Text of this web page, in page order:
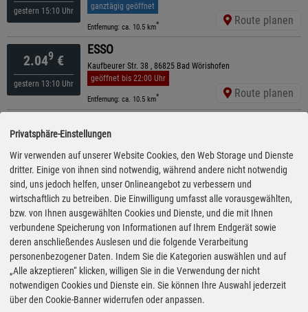
gestern 15:10 Uhr
ganztägig geöffnet
Entfernung: ca. 10.5 km* Route planen
2.049 €
gestern 13:10 Uhr
ESSO
Kaufbeurer Str. 38 , 86825 Bad Wörishofen
geöffnet bis 22:00 Uhr
Entfernung: ca. 10.5 km* Route planen
2.054€
vor 10 Minuten
Ottobeurer Str. 52, 87733 Markt Rettenbach
ganztägig geöffnet
Entfernung: ca. 7.2 km* Route planen
2.059€
vor 5 Minuten
AVIA
Ottobeurer Straße 36, 87733 Markt Rettenbach
ganztägig geöffnet
Entfernung: ca. 6.9 km * Route planen
2.059€
gestern 15:10 Uhr
ARAL
Nebelhornstraße 8, 87719 Mindelheim
geöffnet bis 24:00 Uhr
Privatsphäre-Einstellungen
Wir verwenden auf unserer Website Cookies, den Web Storage und Dienste
dritter. Einige von ihnen sind notwendig, während andere nicht notwendig
sind, uns jedoch helfen, unser Onlineangebot zu verbessern und
wirtschaftlich zu betreiben. Die Einwilligung umfasst alle vorausgewählten,
bzw. von Ihnen ausgewählten Cookies und Dienste, und die mit Ihnen
verbundene Speicherung von Informationen auf Ihrem Endgerät sowie
deren anschließendes Auslesen und die folgende Verarbeitung
personenbezogener Daten. Indem Sie die Kategorien auswählen und auf
„Alle akzeptieren“ klicken, willigen Sie in die Verwendung der nicht
notwendigen Cookies und Dienste ein. Sie können Ihre Auswahl jederzeit
über den Cookie-Banner widerrufen oder anpassen.